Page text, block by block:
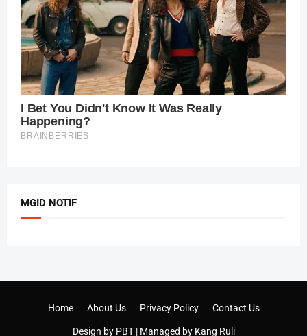
MGID NOTIF
Design by PBT| Managed by Kang Ruli
Home About Us Privacy Policy Contact Us